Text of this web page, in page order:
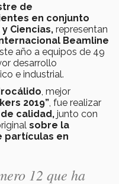
de
en conjunto
Ciencias, representan
Beamline
año a equipos de 49
desarrollo
e industrial.
, mejor
2019” , fue realizar
calidad, junto con
sobre la
partículas en
12 que ha